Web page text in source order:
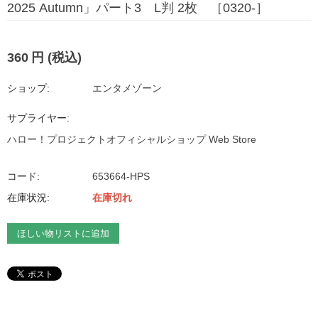
2025 Autumn」パート3 L判 2枚 ［0320-］
360 円 (税込)
ショップ: エンタメゾーン
サプライヤー:
ハロー！プロジェクトオフィシャルショップ Web Store
コード:
653664-HPS
在庫状況:
在庫切れ
ほしい物リストに追加